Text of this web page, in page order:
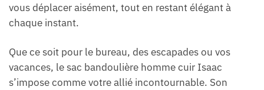
vous déplacer aisément, tout en restant élégant à
chaque instant.
Que ce soit pour le bureau, des escapades ou vos
vacances, le sac bandoulière homme cuir Isaac
s’impose comme votre allié incontournable. Son